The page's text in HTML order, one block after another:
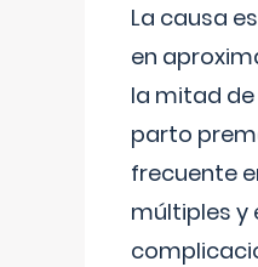
La causa
en
la mitad de
parto
frecuente
múltiples y